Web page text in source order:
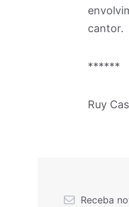
cantor.
******
Ruy
Receba